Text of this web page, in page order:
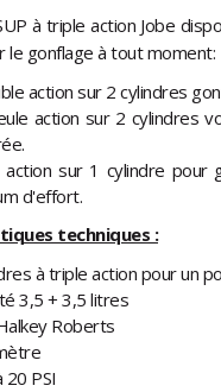
à triple action Jobe
le gonflage à tout moment:
action sur 2 cylindres
action sur 2 cylindres
action sur 1 cylindre
d'effort.
techniques :
à triple action pour un
3,5 + 3,5 litres
Roberts
20 PSI